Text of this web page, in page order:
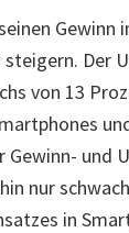
Gewinn
Der
von 13
und
nur
in